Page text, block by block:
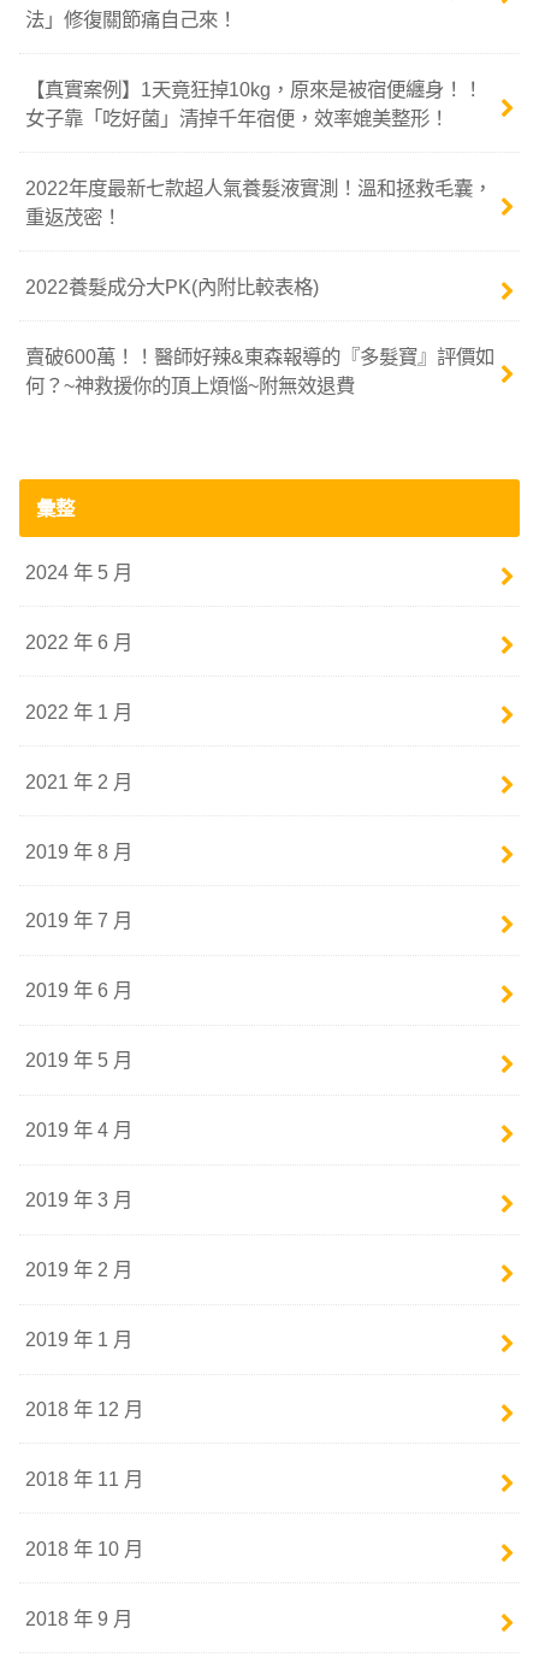
法」修復關節痛自己來！
【真實案例】1天竟狂掉10kg，原來是被宿便纏身！！
女子靠「吃好菌」清掉千年宿便，效率媲美整形！
2022年度最新七款超人氣養髮液實測！溫和拯救毛囊，
重返茂密！
2022養髮成分大PK(內附比較表格)
賣破600萬！！醫師好辣&東森報導的『多髮寶』評價如
何？~神救援你的頂上煩惱~附無效退費
彙整
2024 年 5 月
2022 年 6 月
2022 年 1 月
2021 年 2 月
2019 年 8 月
2019 年 7 月
2019 年 6 月
2019 年 5 月
2019 年 4 月
2019 年 3 月
2019 年 2 月
2019 年 1 月
2018 年 12 月
2018 年 11 月
2018 年 10 月
2018 年 9 月